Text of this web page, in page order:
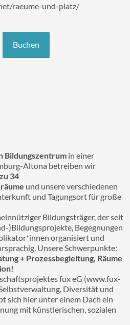
raeume-und-platz/
Buchen
Bildungszentrum in einer
Altona betreiben wir
34
und unsere verschiedenen
und Tagungsort für große
Bildungsträger, der seit
)Bildungsprojekte, Begegnungen
organisiert und
Unsere Schwerpunkte:
+ Prozessbegleitung, Räume
fux eG (www.fux-
Diversität und
sich hier unter einem Dach ein
mit künstlerischen, sozialen